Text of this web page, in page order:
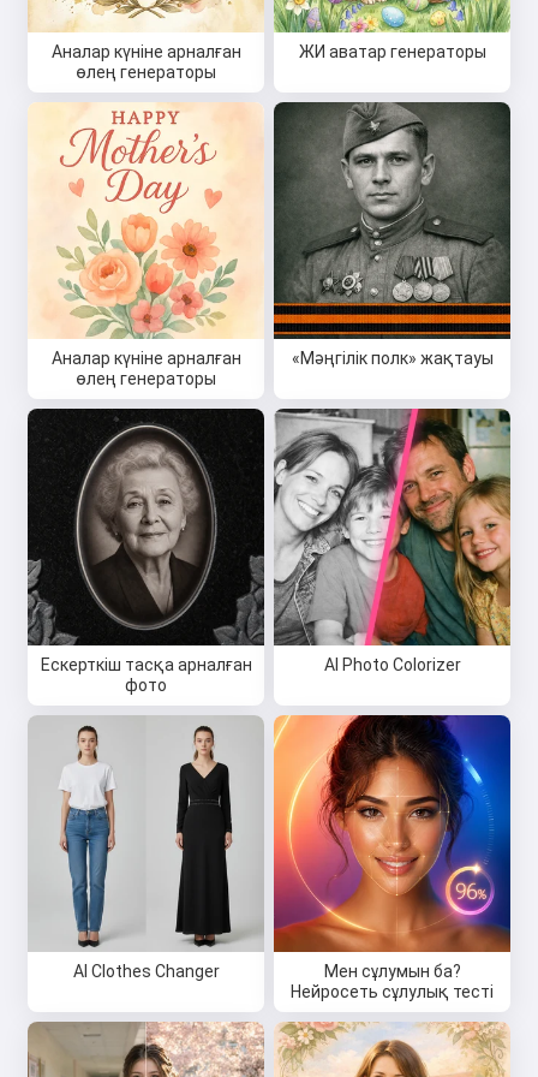
Аналар күніне арналған
өлең генераторы
ЖИ аватар генераторы
Аналар күніне арналған
өлең генераторы
«Мәңгілік полк» жақтауы
Ескерткіш тасқа арналған
фото
AI Photo Colorizer
AI Clothes Changer
Мен сұлумын ба?
Нейросеть сұлулық тесті
Құпиялылық саясаты ,